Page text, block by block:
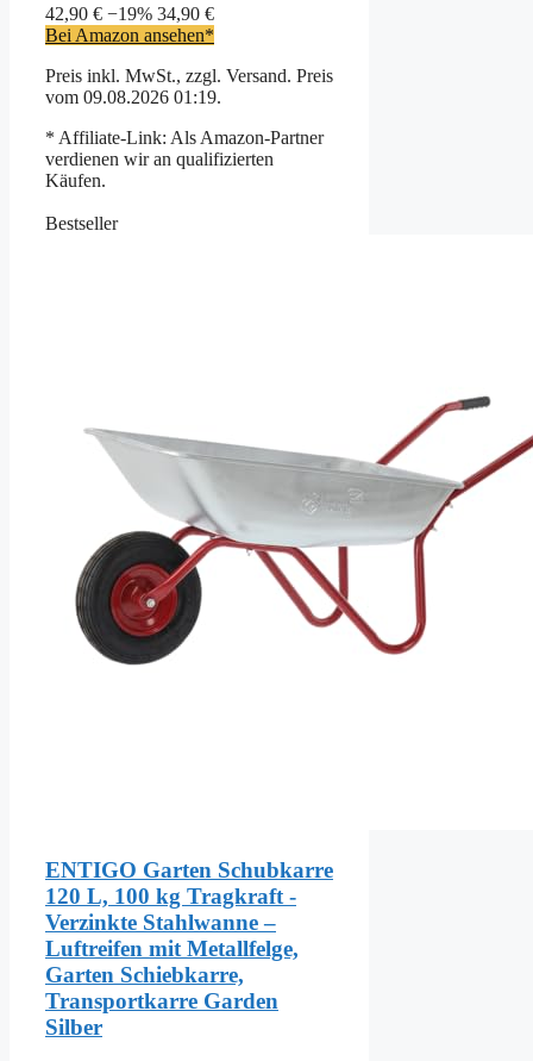
42,90 € −19% 34,90 €
Bei Amazon ansehen*
Preis inkl. MwSt., zzgl. Versand. Preis
vom 09.08.2026 01:19.
* Affiliate-Link: Als Amazon-Partner
verdienen wir an qualifizierten
Käufen.
Bestseller
ENTIGO Garten Schubkarre
120 L, 100 kg Tragkraft -
Verzinkte Stahlwanne –
Luftreifen mit Metallfelge,
Garten Schiebkarre,
Transportkarre Garden
Silber